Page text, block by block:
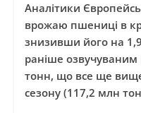
Аналітики
врожаю пшениці в
знизивши його на
раніше
тонн, що все ще
сезону (117,2 млн